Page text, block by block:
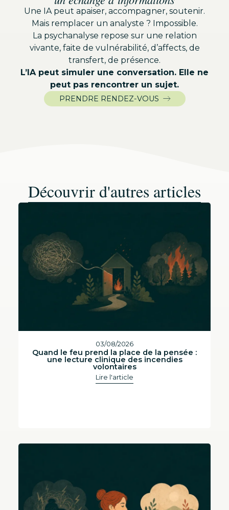
Une IA peut apaiser, accompagner, soutenir.
Mais remplacer un analyste ? Impossible.
La psychanalyse repose sur une relation
vivante, faite de vulnérabilité, d’affects, de
transfert, de présence.
L’IA peut simuler une conversation. Elle ne
peut pas rencontrer un sujet.
PRENDRE RENDEZ-VOUS
Découvrir d'autres articles
03/08/2026
Quand le feu prend la place de la pensée :
une lecture clinique des incendies
volontaires
Lire l'article